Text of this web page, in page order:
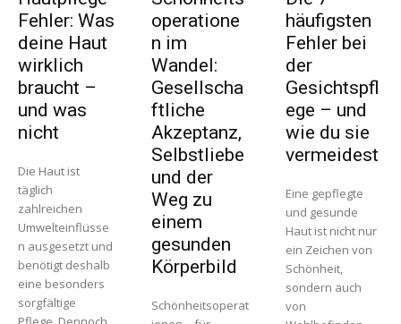
Fehler: Was
deine Haut
wirklich
braucht –
und was
nicht
Die Haut ist
täglich
zahlreichen
Umwelteinflüsse
n ausgesetzt und
benötigt deshalb
eine besonders
sorgfältige
operatione
n im
Wandel:
Gesellscha
ftliche
Akzeptanz,
Selbstliebe
und der
Weg zu
einem
gesunden
Körperbild
Schönheitsoperat
häufigsten
Fehler bei
der
Gesichtspfl
ege – und
wie du sie
vermeidest
Eine gepflegte
und gesunde
Haut ist nicht nur
ein Zeichen von
Schönheit,
sondern auch
von